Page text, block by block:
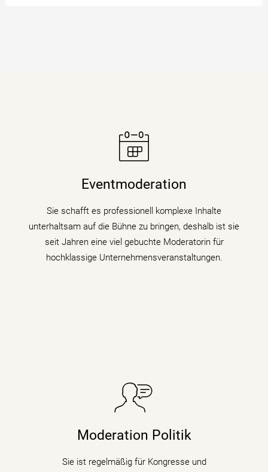
Eventmoderation
Sie schafft es professionell komplexe Inhalte
unterhaltsam auf die Bühne zu bringen, deshalb ist sie
seit Jahren eine viel gebuchte Moderatorin für
hochklassige Unternehmensveranstaltungen.
Moderatorin Christiane Stein verbindet charmant und
unterhaltsam Nachrichtenkompetenz mit den Themen
mehr erfahren
Moderation Politik
Sie ist regelmäßig für Kongresse und
Sie taucht in Podiumsdiskussionen, Symposien und
Moderatorin die digitale Transformation indem sie den